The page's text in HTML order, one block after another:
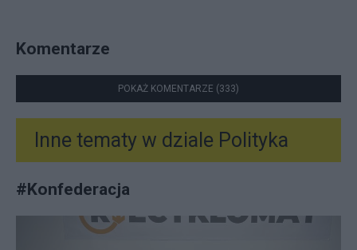
Komentarze
POKAŻ KOMENTARZE (333)
Inne tematy w dziale Polityka
#Konfederacja